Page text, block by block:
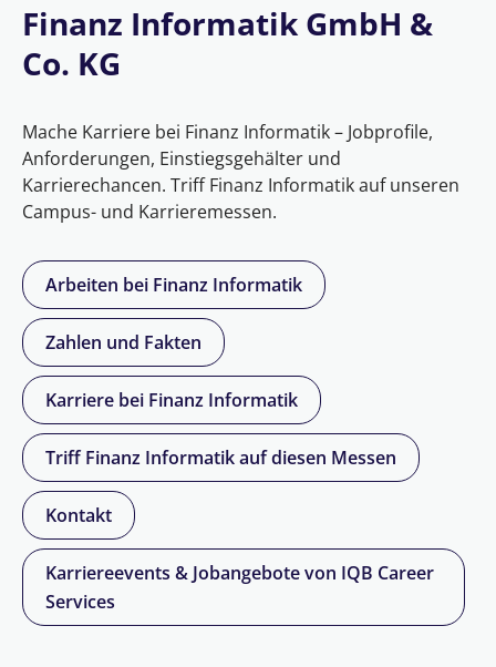
Finanz Informatik GmbH &
Co. KG
Mache Karriere bei Finanz Informatik – Jobprofile,
Anforderungen, Einstiegsgehälter und
Karrierechancen. Triff Finanz Informatik auf unseren
Campus- und Karrieremessen.
Arbeiten bei Finanz Informatik
Zahlen und Fakten
Karriere bei Finanz Informatik
Triff Finanz Informatik auf diesen Messen
Kontakt
Karriereevents & Jobangebote von IQB Career
Services